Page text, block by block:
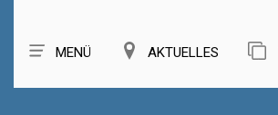
MENÜ AKTUELLES